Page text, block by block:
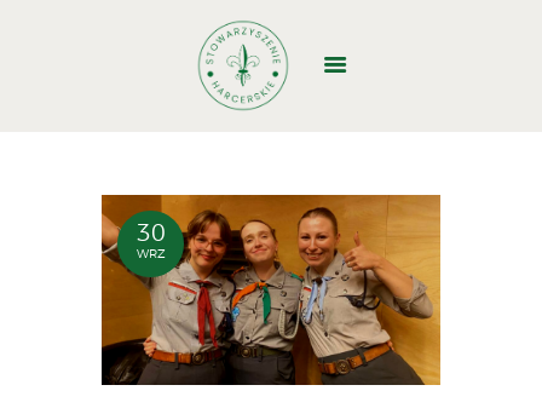
O NAS
DOŁĄCZ
WYJAZDY
WŁADZE
STRUKTURA
DOKUMENTY
30
WRZ